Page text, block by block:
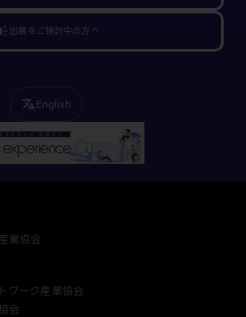
出展をご検討中の方へ
translateEnglish
業協会
ワーク産業協会
会